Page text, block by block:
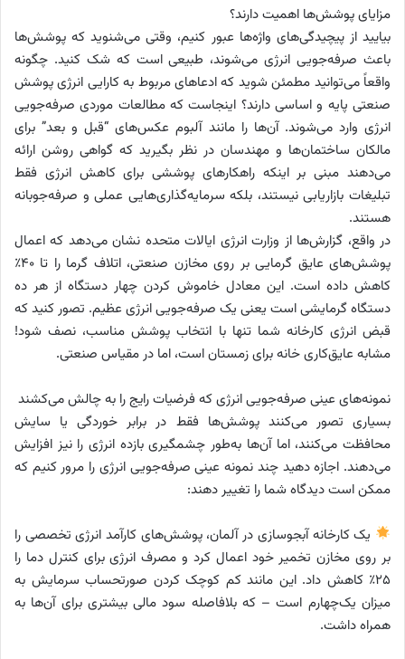
مزایای پوشش‌ها اهمیت دارند؟
بیایید از پیچیدگی‌های واژه‌ها عبور کنیم، وقتی می‌شنوید که پوشش‌ها
باعث صرفه‌جویی انرژی می‌شوند، طبیعی است که شک کنید. چگونه
واقعاً می‌توانید مطمئن شوید که ادعاهای مربوط به کارایی انرژی پوشش
صنعتی پایه و اساسی دارند؟ اینجاست که مطالعات موردی صرفه‌جویی
انرژی وارد می‌شوند. آن‌ها را مانند آلبوم عکس‌های “قبل و بعد” برای
مالکان ساختمان‌ها و مهندسان در نظر بگیرید که گواهی روشن ارائه
می‌دهند مبنی بر اینکه راهکارهای پوششی برای کاهش انرژی فقط
تبلیغات بازاریابی نیستند، بلکه سرمایه‌گذاری‌هایی عملی و صرفه‌جوبانه
هستند.
در واقع، گزارش‌ها از وزارت انرژی ایالات متحده نشان می‌دهد که اعمال
پوشش‌های عایق گرمایی بر روی مخازن صنعتی، اتلاف گرما را تا ۴۰٪
کاهش داده است. این معادل خاموش کردن چهار دستگاه از هر ده
دستگاه گرمایشی است یعنی یک صرفه‌جویی انرژی عظیم. تصور کنید که
قبض انرژی کارخانه شما تنها با انتخاب پوشش مناسب، نصف شود!
مشابه عایق‌کاری خانه برای زمستان است، اما در مقیاس صنعتی.
نمونه‌های عینی صرفه‌جویی انرژی که فرضیات رایج را به چالش می‌کشند
بسیاری تصور می‌کنند پوشش‌ها فقط در برابر خوردگی یا سایش
محافظت می‌کنند، اما آن‌ها به‌طور چشمگیری بازده انرژی را نیز افزایش
می‌دهند. اجازه دهید چند نمونه عینی صرفه‌جویی انرژی را مرور کنیم که
ممکن است دیدگاه شما را تغییر دهند:
یک کارخانه آبجوسازی در آلمان، پوشش‌های کارآمد انرژی تخصصی را
بر روی مخازن تخمیر خود اعمال کرد و مصرف انرژی برای کنترل دما را
۲۵٪ کاهش داد. این مانند کم کوچک کردن صورتحساب سرمایش به
میزان یک‌چهارم است – که بلافاصله سود مالی بیشتری برای آن‌ها به
همراه داشت.